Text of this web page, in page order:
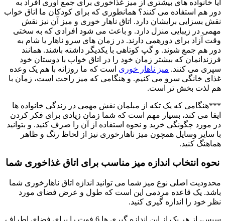
آیا خانواده های بیشتری از میز غذاخوری برای جمع آوری افراد به
دور هم استفاده می کنند؟ همانطوری که برای کودکان ما اتاق خواب
نقش بسزایی برایشان دارد. اتاق ناهار خوری و میز آن نیز نقش
مهمی در زیبایی منزل دارد. و باعث می شود افرادی که به سختی
وقت آزاد برای دورهمی دارند. در زمان های سرو ناهار یا شام به
دور هم جمع شوند. و گپ کوتاهی با یکدیگر داشته باشند. همانند
فرزندانمان که بیشتر زمان خود را در اتاق خواب با دوستان خود
سپری می کنند. میز ناهار خوری است که ما روزانه با هم یک وعده
غذای خانگی سرو می کنیم. و هنگامی که میز راحت است، زمان با
هم لذت بخش تر است.
***هنگامی که یک تکه از مبلمان نقش مهمی در زندگی خانواده ها
ایفا می کند، بسیار مهم است که شما زمان زیادی برای فکر کردن
در مورد چگونگی خرید و نحوه استفاده از آن را صرف کنید. و بتوانید
با سایر وسایل همچون میز ناهارخوری نیز از لحاظ رنگ و ظاهر
هماهنگ کنید.
نحوه انتخاب اندازه میز مناسب برای اتاق غذاخوری شما
محدودیت اصلی نوع میز شما می توانید اندازه اتاق ناهارخوری شما
باشد. یک قاعده مردمی این است که طول و عرض فضای مورد
نظر خود را اندازه گیری کنید.